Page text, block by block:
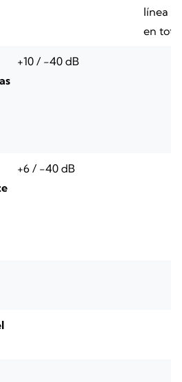
línea /
en
+10 / -40 dB
+6 / -40 dB